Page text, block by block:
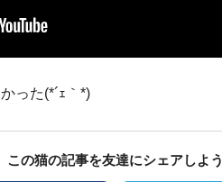
った(*´ｪ｀*)
この猫の記事を友達にシェアしよう